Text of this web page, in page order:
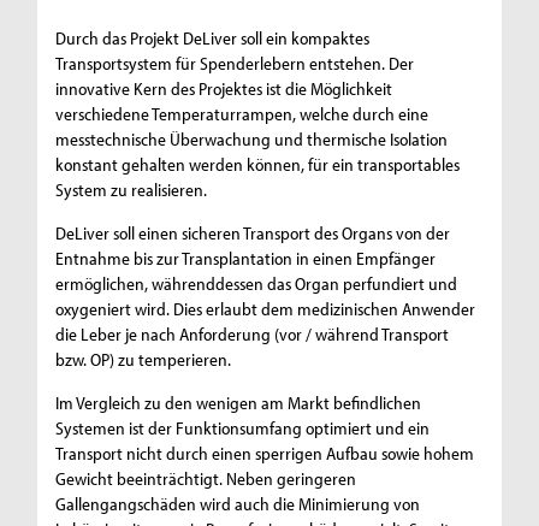
Durch das Projekt DeLiver soll ein kompaktes
Transportsystem für Spenderlebern entstehen. Der
innovative Kern des Projektes ist die Möglichkeit
verschiedene Temperaturrampen, welche durch eine
messtechnische Überwachung und thermische Isolation
konstant gehalten werden können, für ein transportables
System zu realisieren.
DeLiver soll einen sicheren Transport des Organs von der
Entnahme bis zur Transplantation in einen Empfänger
ermöglichen, währenddessen das Organ perfundiert und
oxygeniert wird. Dies erlaubt dem medizinischen Anwender
die Leber je nach Anforderung (vor / während Transport
bzw. OP) zu temperieren.
Im Vergleich zu den wenigen am Markt befindlichen
Systemen ist der Funktionsumfang optimiert und ein
Transport nicht durch einen sperrigen Aufbau sowie hohem
Gewicht beeinträchtigt. Neben geringeren
Gallengangschäden wird auch die Minimierung von